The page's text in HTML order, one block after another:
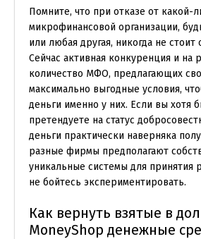
Помните, что при отказе от какой-
микрофинансовой организации,
или любая другая, никогда не стоит
Сейчас активная конкуренция и на
количество МФО, предлагающих
максимально выгодные условия,
деньги именно у них. Если вы хотя
претендуете на статус
деньги практически наверняка
разные фирмы предполагают
уникальные системы для принятия
не бойтесь экспериментировать.
Как вернуть взятые в
MoneyShop денежные